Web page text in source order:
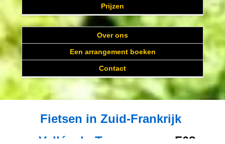
Prijzen
Over ons
Een arrangement boeken
Contact
Fietsen in Zuid-Frankrijk
Vallée du Tarn
F08sup